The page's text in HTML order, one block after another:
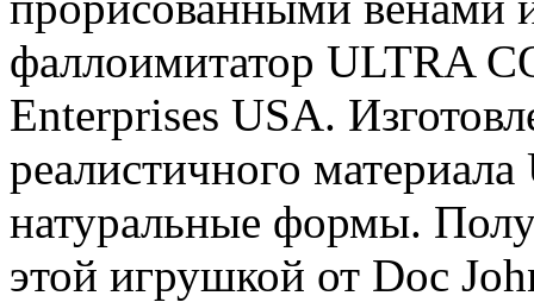
фаллоимитатор ULTRA
Enterprises USA.
реалистичного
натуральные формы.
этой игрушкой от Doc